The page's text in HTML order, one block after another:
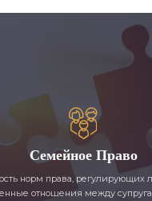
Семейное Право
норм права, регулирующих
отношения между